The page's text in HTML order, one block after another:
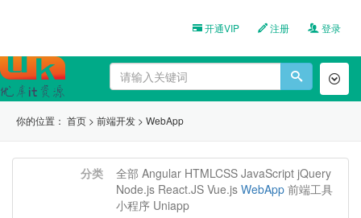
开通VIP 注册 登录
你的位置： 首页 > 前端开发 > WebApp
分类 全部 Angular HTMLCSS JavaScript jQuery
Node.js React.JS Vue.js WebApp 前端工具
小程序 Uniapp